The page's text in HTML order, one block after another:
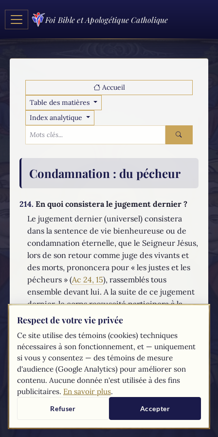
Foi Bible et Apologétique Catholique
Accueil
Table des matières
Index analytique
Condamnation : du pécheur
214. En quoi consistera le jugement dernier ?
Le jugement dernier (universel) consistera
dans la sentence de vie bienheureuse ou de
condamnation éternelle, que le Seigneur Jésus,
lors de son retour comme juge des vivants et
des morts, prononcera pour « les justes et les
pécheurs » (Ac 24, 15), rassemblés tous
ensemble devant lui. A la suite de ce jugement
dernier, le corps ressuscité participera à la
rétribution que l’âme a reçue dans le jugement
particulier.
EN SAVOIR PLUS...
Les textes du Compendiumdu catéchisme de l'Église catholique sont
tirés dusite du Vatican
Respect de votre vie privée
Ce site utilise des témoins (cookies) techniques
nécessaires à son fonctionnement, et — uniquement
si vous y consentez — des témoins de mesure
d'audience (Google Analytics) pour améliorer son
contenu. Aucune donnée n'est utilisée à des fins
publicitaires. En savoir plus.
Refuser Accepter